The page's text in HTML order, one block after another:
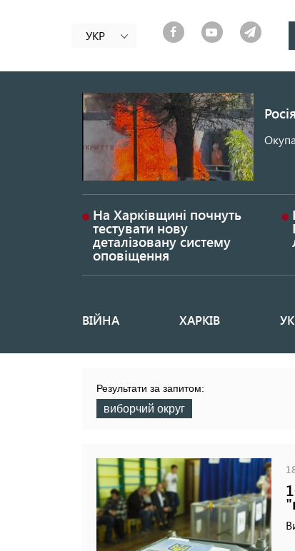
УКР
На Харківщині почнуть
тестувати нову
деталізовану систему
оповіщення
Основная
ВІЙНА ХАРКІВ
Результати за запитом:
виборчий округ